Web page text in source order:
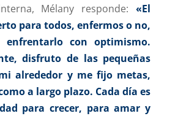
Mélany responde:«El
para todos, enfermos o no,
con optimismo.
disfruto de las pequeñas
alrededor y me fijo metas,
a largo plazo. Cada día es
para crecer, para amar y